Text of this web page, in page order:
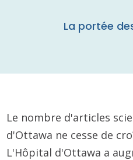
La portée
Le nombre d'articles
d'Ottawa ne cesse de
L'Hôpital d'Ottawa a